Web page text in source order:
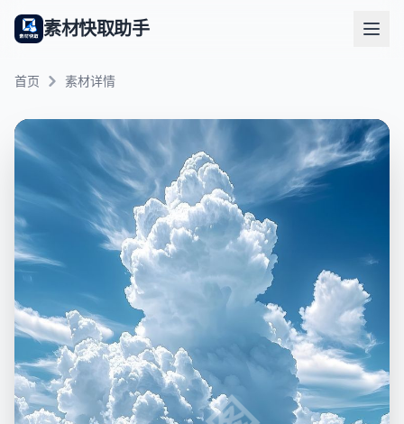
素材快取助手
首页 素材详情